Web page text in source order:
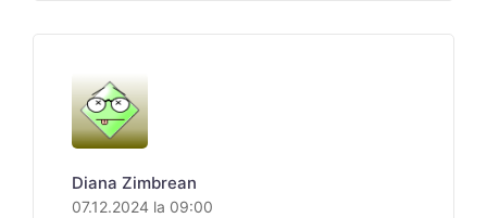
Diana Zimbrean
07.12.2024 la 09:00